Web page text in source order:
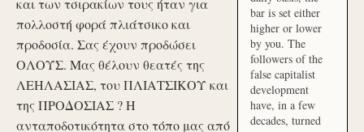
και των τσιρακίων τους ήταν για
πολλοστή φορά πλιάτσικο και
προδοσία. Σας έχουν προδώσει
ΟΛΟΥΣ. Μας θέλουν θεατές της
ΛΕΗΛΑΣΙΑΣ, του ΠΛΙΑΤΣΙΚΟΥ και
της ΠΡΟΔΟΣΙΑΣ ? Η
ανταποδοτικότητα στο τόπο μας από
bar is set either
higher or lower
by you. The
followers of the
false capitalist
development
have, in a few
decades, turned